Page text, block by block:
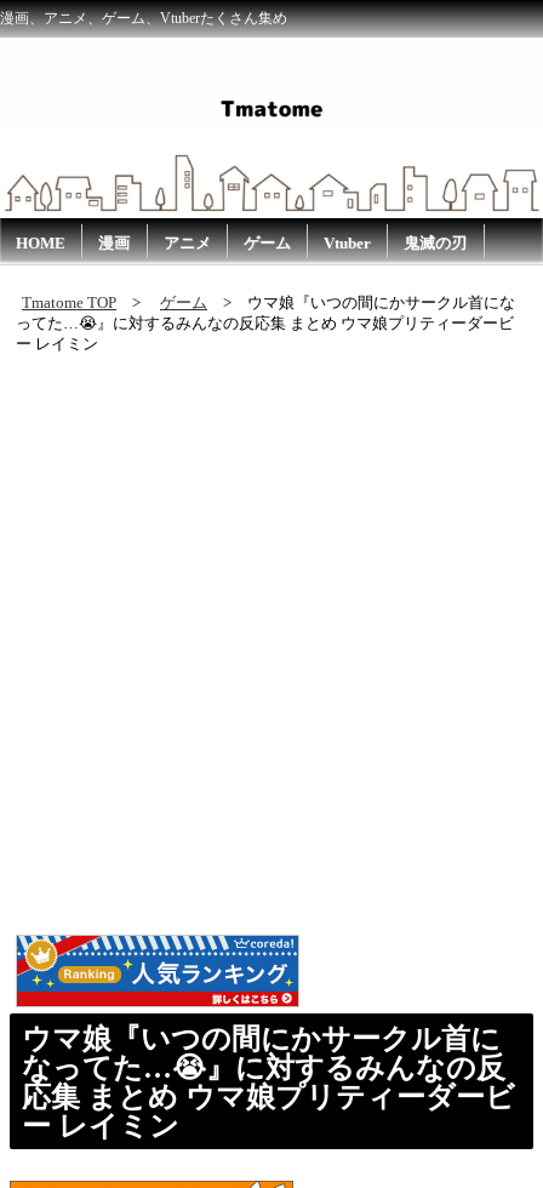
漫画、アニメ、ゲーム、Vtuberたくさん集め
HOME 漫画 アニメ ゲーム Vtuber 鬼滅の刃
Tmatome TOP ゲーム
ウマ娘『いつの間にかサークル首にな
ってた…😭』に対するみんなの反応集 まとめ ウマ娘プリティーダービ
ー レイミン
ウマ娘『いつの間にかサークル首に
なってた…😭』に対するみんなの反
応集 まとめ ウマ娘プリティーダービ
ー レイミン